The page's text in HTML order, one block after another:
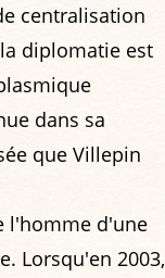
centralisation
diplomatie est
dans sa
que Villepin
l'homme d'une
Lorsqu'en 2003,